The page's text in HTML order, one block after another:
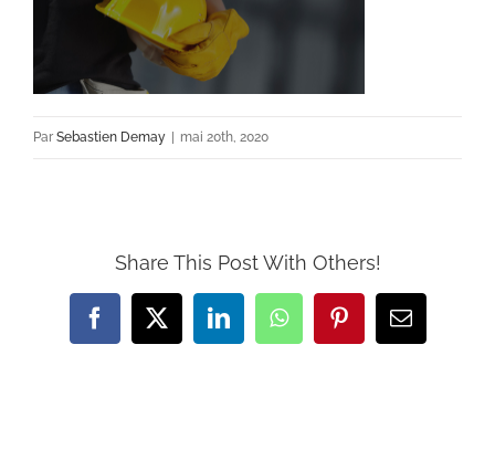
Par Sebastien Demay mai 20th, 2020
Share This Post With Others!
Facebook
X LinkedInWhatsAppPinterestEmail